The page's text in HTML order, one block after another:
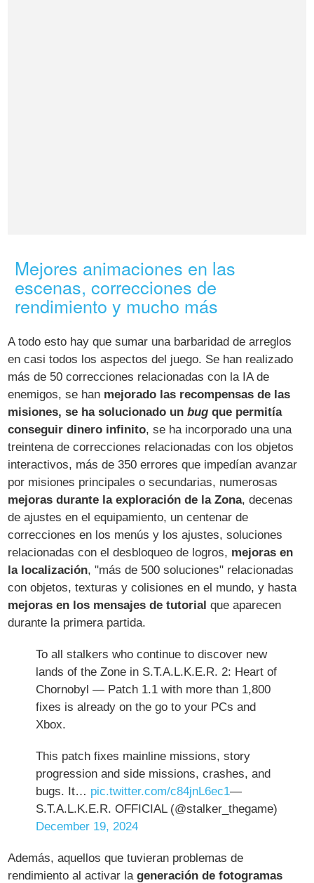
Mejores animaciones en las
escenas, correcciones de
rendimiento y mucho más
A todo esto hay que sumar una barbaridad de arreglos
en casi todos los aspectos del juego. Se han realizado
más de 50 correcciones relacionadas con la IA de
enemigos, se han mejorado las recompensas de las
misiones, se ha solucionado unbug que permitía
conseguir dinero infinito, se ha incorporado una una
treintena de correcciones relacionadas con los objetos
interactivos, más de 350 errores que impedían avanzar
por misiones principales o secundarias, numerosas
mejoras durante la exploración de la Zona, decenas
de ajustes en el equipamiento, un centenar de
correcciones en los menús y los ajustes, soluciones
relacionadas con el desbloqueo de logros, mejoras en
la localización, "más de 500 soluciones" relacionadas
con objetos, texturas y colisiones en el mundo, y hasta
mejoras en los mensajes de tutorial que aparecen
durante la primera partida.
To all stalkers who continue to discover new
lands of the Zone in S.T.A.L.K.E.R. 2: Heart of
Chornobyl — Patch 1.1 with more than 1,800
fixes is already on the go to your PCs and
Xbox.
This patch fixes mainline missions, story
progression and side missions, crashes, and
bugs. It… pic.twitter.com/c84jnL6ec1—
S.T.A.L.K.E.R. OFFICIAL (@stalker_thegame)
December 19, 2024
Además, aquellos que tuvieran problemas de
rendimiento al activar lageneración de fotogramas